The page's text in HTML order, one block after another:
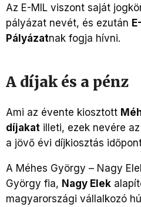
Az E-MIL viszont saját
pályázat nevét, és ezután
Pályázatnak fogja hívni.
A díjak és a pénz
Ami az évente kiosztott
díjakat illeti, ezek nevére
a jövő évi díjkiosztás
A Méhes György – Nagy
György fia, Nagy Elek
magyarországi vállalkozó